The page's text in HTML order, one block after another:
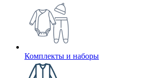
Комплекты и наборы